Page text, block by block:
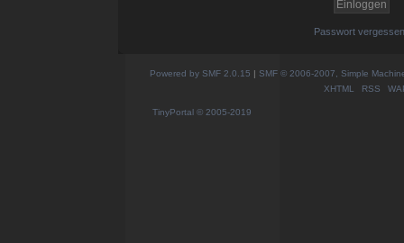
Passwort
Powered by SMF 2.0.15 | SMF © 2006-2007, Simple
XHTML
RSS
TinyPortal © 2005-2019